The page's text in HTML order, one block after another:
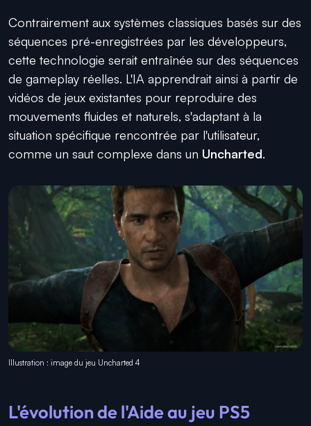
Contrairement aux systèmes classiques basés sur des
séquences pré-enregistrées par les développeurs,
cette technologie serait entraînée sur des séquences
de gameplay réelles. L'IA apprendrait ainsi à partir de
vidéos de jeux existantes pour reproduire des
mouvements fluides et naturels, s'adaptant à la
situation spécifique rencontrée par l'utilisateur,
comme un saut complexe dans un Uncharted.
Illustration : image du jeu Uncharted 4
L'évolution de l'Aide au jeu PS5